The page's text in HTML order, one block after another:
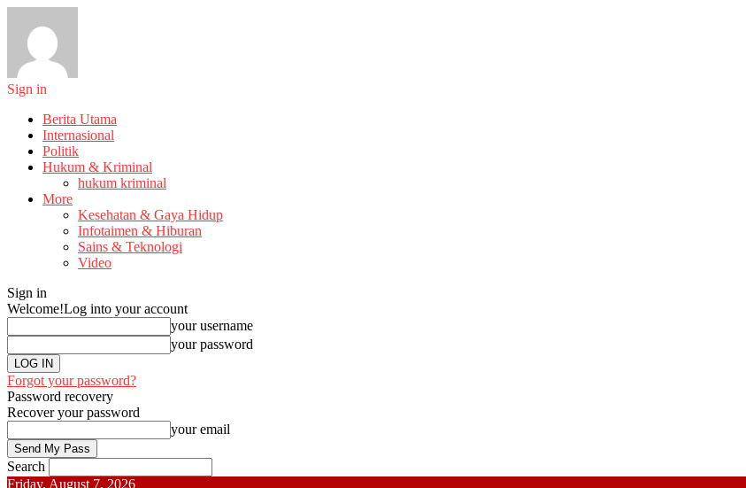
Sign in
Berita Utama
Internasional
Politik
Hukum & Kriminal
hukum kriminal
More
Kesehatan & Gaya Hidup
Infotaimen & Hiburan
Sains & Teknologi
Video
Sign in
Welcome!Log into your account
your username
your password
Forgot your password?
Password recovery
Recover your password
your email
Search
Friday, August 7, 2026